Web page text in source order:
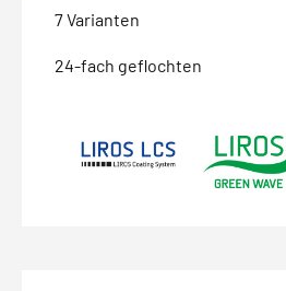
7 Varianten
24-fach geflochten